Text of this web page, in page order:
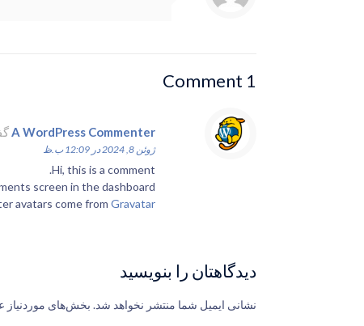
1 Comment
A WordPress Commenter
ژوئن 8, 2024 در 12:09 ب.ظ
Hi, this is a comment.
screen in the dashboard.
avatars come from Gravatar
دیدگاهتان را بنویسید
نشانی ایمیل شما منتشر نخواهد شد. بخش‌های موردنیاز